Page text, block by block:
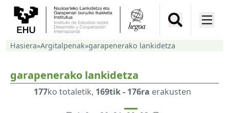
Hasiera»Argitalpenak»garapenerako lankidetza
garapenerako lankidetza
177ko totaletik, 169tik - 176ra erakusten